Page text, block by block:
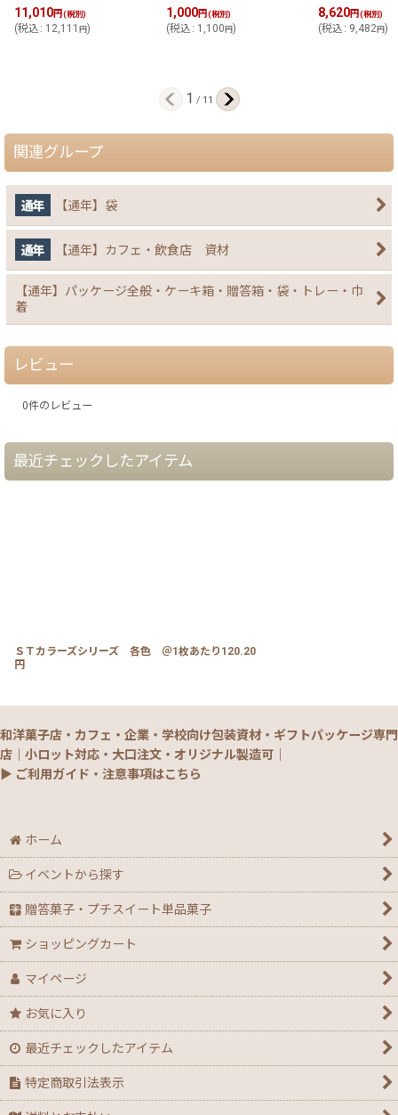
11,010円(税別)
(税込 : 12,111 円)
1,000円(税別)
(税込 : 1,100円)
8,620円(税別)
(税込 : 9,482円)
1 / 11
関連グループ
【通年】袋
【通年】カフェ・飲食店 資材
【通年】パッケージ全般・ケーキ箱・贈答箱・袋・トレー・巾
着
レビュー
0件のレビュー
最近チェックしたアイテム
ＳＴカラーズシリーズ 各色 ＠1枚あたり120.20
円
和洋菓子店・カフェ・企業・学校向け包装資材・ギフトパッケージ専門
店｜小ロット対応・大口注文・オリジナル製造可｜
▶ ご利用ガイド・注意事項はこちら
ホーム
イベントから探す
贈答菓子・プチスイート単品菓子
ショッピングカート
マイページ
お気に入り
最近チェックしたアイテム
特定商取引法表示